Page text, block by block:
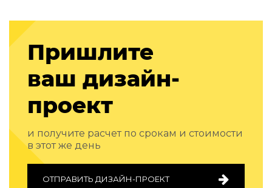
Акустические панели
Стеновые декоративные панели
для террас
Террасные и фасадные системы
Биоклиматические перголы
Камень
Изделия из натурального мрамора и камня
Светящийся камень
Подбор, производство и комплектация по вашему
Пришлите
ваш дизайн-
проект
и получите расчет по срокам и стоимости
в этот же день
ОТПРАВИТЬ ДИЗАЙН-ПРОЕКТ